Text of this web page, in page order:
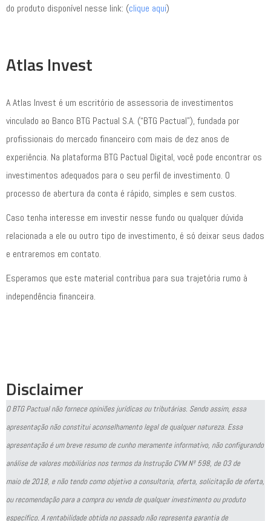
do produto disponível nesse link: (clique aqui)
Atlas Invest
A Atlas Invest é um escritório de assessoria de investimentos
vinculado ao Banco BTG Pactual S.A. (“BTG Pactual”), fundada por
profissionais do mercado financeiro com mais de dez anos de
experiência. Na plataforma BTG Pactual Digital, você pode encontrar os
investimentos adequados para o seu perfil de investimento. O
processo de abertura da conta é rápido, simples e sem custos.
Caso tenha interesse em investir nesse fundo ou qualquer dúvida
relacionada a ele ou outro tipo de investimento, é só deixar seus dados
e entraremos em contato.
Esperamos que este material contribua para sua trajetória rumo à
independência financeira.
Disclaimer
O BTG Pactual não fornece opiniões jurídicas ou tributárias. Sendo assim, essa
apresentação não constitui aconselhamento legal de qualquer natureza. Essa
apresentação é um breve resumo de cunho meramente informativo, não configurando
análise de valores mobiliários nos termos da Instrução CVM Nº 598, de 03 de
maio de 2018, e não tendo como objetivo a consultoria, oferta, solicitação de oferta,
ou recomendação para a compra ou venda de qualquer investimento ou produto
específico. A rentabilidade obtida no passado não representa garantia de